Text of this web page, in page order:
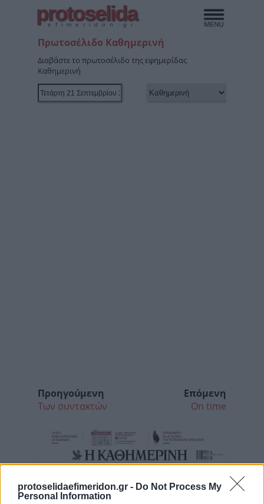
protoselidaefimeridon.gr - Do Not Process My
Personal Information
protoselida
efimeridon.gr
Πρωτοσέλιδο Καθημερινή
Διαβάστε το πρωτοσέλιδο της εφημερίδας
Καθημερινή
Προηγούμενη
Των συντακτών
Επόμενη
On time